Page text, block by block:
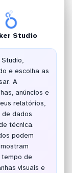
Studio
e escolha as
A
anúncios e
relatórios,
de dados
técnica.
podem
tempo de
visuais e